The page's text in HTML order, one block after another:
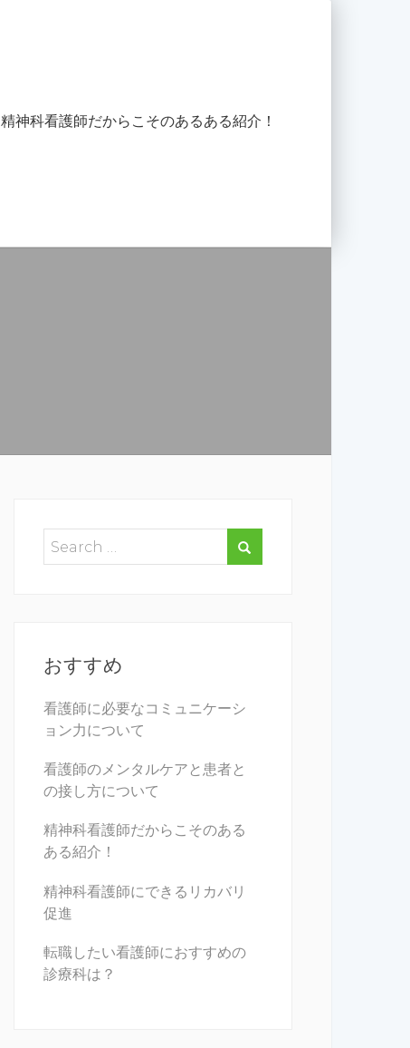
精神科看護師だからこそのあるある紹介！
おすすめ
看護師に必要なコミュニケーシ
ョン力について
看護師のメンタルケアと患者と
の接し方について
精神科看護師だからこそのある
ある紹介！
精神科看護師にできるリカバリ
促進
転職したい看護師におすすめの
診療科は？